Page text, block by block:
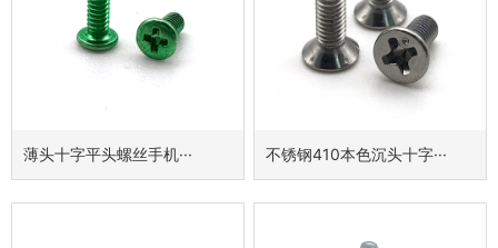
薄头十字平头螺丝手机··· 不锈钢410本色沉头十字···